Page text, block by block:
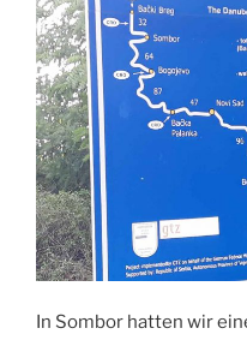
In Sombor hatten wir